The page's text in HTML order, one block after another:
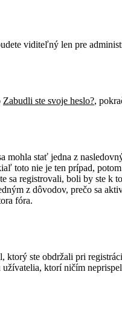
viditeľný len pre
Zabudli ste svoje heslo?,
stať jedna z
toto nie je ten prípad,
registrovali, boli by ste
z dôvodov, prečo sa
fóra.
ste obdržali pri
ktorí ničím